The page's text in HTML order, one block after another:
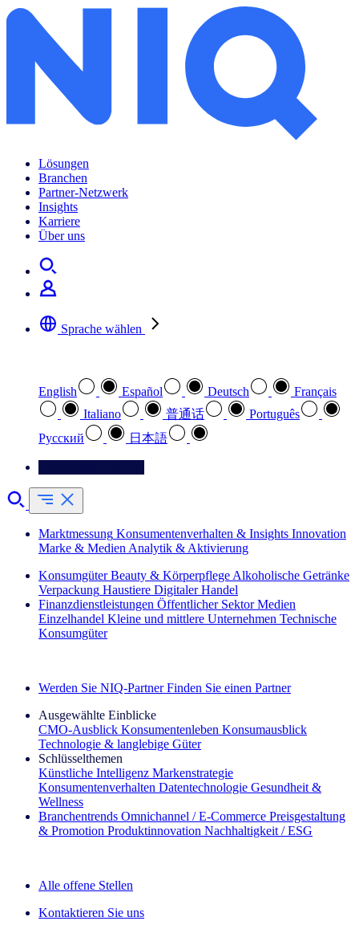
Lösungen
Branchen
Partner-Netzwerk
Insights
Karriere
Über uns
Sprache wählen
English Español Deutsch
Français
Italiano
普通话
Português
Pусский
日本語
Marktmessung Konsumentenverhalten & Insights Innovation
Marke & Medien Analytik & Aktivierung
Konsumgüter Beauty & Körperpflege Alkoholische Getränke
Verpackung Haustiere Digitaler Handel
Finanzdienstleistungen Öffentlicher Sektor Medien
Einzelhandel Kleine und mittlere Unternehmen Technische
Konsumgüter
Werden Sie NIQ-Partner Finden Sie einen Partner
Ausgewählte Einblicke
CMO‑Ausblick Konsumentenleben Konsumausblick
Technologie & langlebige Güter
Schlüsselthemen
Künstliche Intelligenz Markenstrategie
Konsumentenverhalten Datentechnologie Gesundheit &
Wellness
Branchentrends Omnichannel / E‑Commerce Preisgestaltung
& Promotion Produktinnovation Nachhaltigkeit / ESG
Alle offene Stellen
Kontaktieren Sie uns